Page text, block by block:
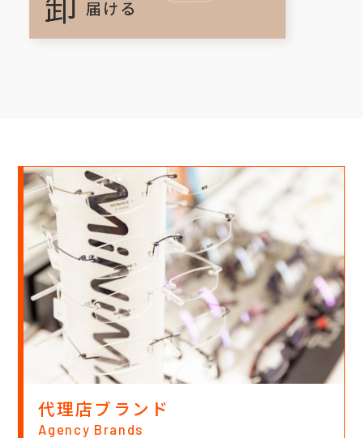
代理店ブランド
Agency Brands